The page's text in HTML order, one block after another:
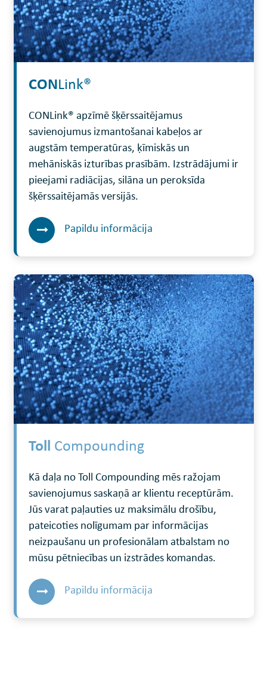
CONLink®
CONLink® apzīmē šķērssaitējamus
savienojumus izmantošanai kabeļos ar
augstām temperatūras, ķīmiskās un
mehāniskās izturības prasībām. Izstrādājumi ir
pieejami radiācijas, silāna un peroksīda
šķērssaitējamās versijās.
Papildu informācija
Toll Compounding
Kā daļa no Toll Compounding mēs ražojam
savienojumus saskaņā ar klientu receptūrām.
Jūs varat paļauties uz maksimālu drošību,
pateicoties nolīgumam par informācijas
neizpaušanu un profesionālam atbalstam no
mūsu pētniecības un izstrādes komandas.
Papildu informācija